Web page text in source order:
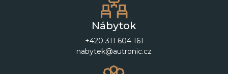
Nábytok
+420 311 604 161
nabytek@autronic.cz